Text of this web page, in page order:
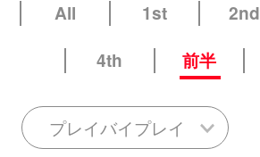
All 1st 2nd
4th
前半
プレイバイプレイ